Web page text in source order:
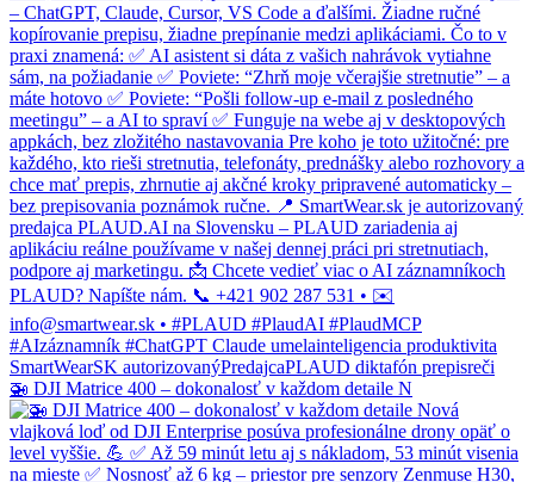
🚁 DJI Matrice 400 – dokonalosť v každom detaile N